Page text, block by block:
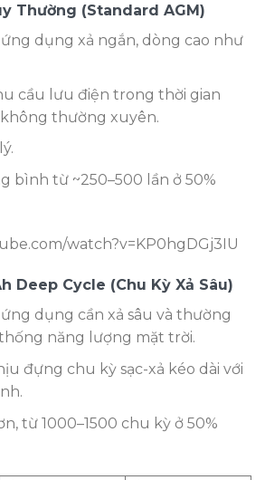
Thường (Standard AGM)
dụng xả ngắn, dòng cao như
cầu lưu điện trong thời gian
thường xuyên.
bình từ ~250–500 lần ở 50%
watch?v=KP0hgDGj3IU
Deep Cycle (Chu Kỳ Xả Sâu)
dụng cần xả sâu và thường
năng lượng mặt trời.
đựng chu kỳ sạc-xả kéo dài với
từ 1000–1500 chu kỳ ở 50%